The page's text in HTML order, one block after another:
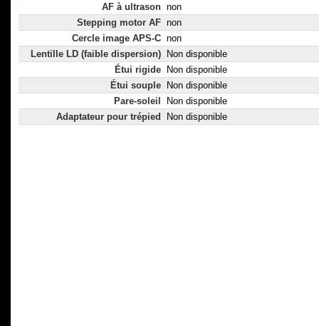
AF à ultrason non
Stepping motor AF non
Cercle image APS-C non
Lentille LD (faible dispersion)
Non disponible
Étui rigide
Non disponible
Étui souple
Non disponible
Pare-soleil
Non disponible
Adaptateur pour trépied
Non disponible